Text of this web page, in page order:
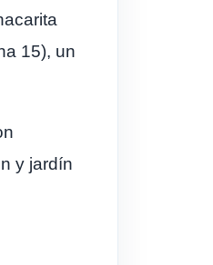
15), un
y jardín